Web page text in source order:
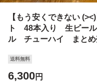
【もう安くできない
ト 48本入り 生ビー
ル チューハイ まと
送料無料
6,300円